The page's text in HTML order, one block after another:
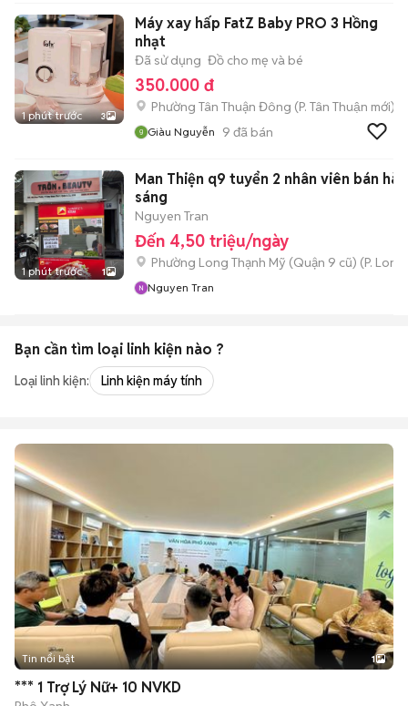
1 phút trước 3
Máy xay hấp FatZ Baby PRO 3 Hồng
nhạt
Đã sử dụng Đồ cho mẹ và bé
350.000 đ
Phường Tân Thuận Đông (P. Tân Thuận mới)
Giàu Nguyễn 9 đã bán
1 phút trước 1
Man Thiện q9 tuyển 2 nhân viên bán
sáng
Nguyen Tran
Đến 4,50 triệu/ngày
Phường Long Thạnh Mỹ (Quận 9 cũ) (P.
Nguyen Tran
Bạn cần tìm loại linh kiện nào ?
Loại linh kiện: Linh kiện máy tính
Tin nổi bật 1
*** 1 Trợ Lý Nữ+ 10 NVKD